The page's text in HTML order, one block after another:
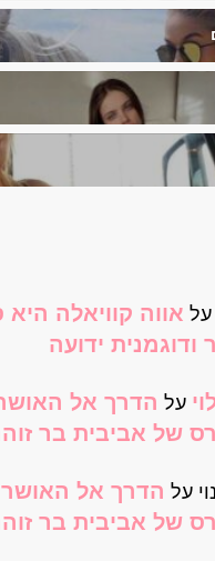
על אווה קוויאלה
ודוגמנית ידועה
על הדרך אל
של אביבית בר
על הדרך אל האושר
של אביבית בר